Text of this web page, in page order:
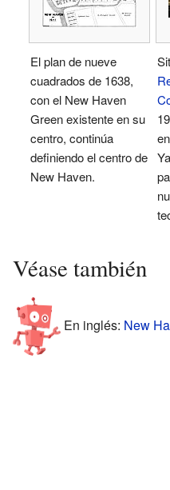
El plan de nueve
cuadrados de 1638,
con el New Haven
Green existente en su
centro, continúa
definiendo el centro de
New Haven.
Véase también
En inglés: New